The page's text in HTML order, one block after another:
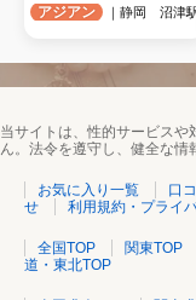
アジアン ｜静岡 沼津
当サイトは、性的サービス
ん。法令を遵守し、健全な情
お気に入り一覧 口
せ
利用規約・プライ
全国TOP 関東TOP
道・東北TOP